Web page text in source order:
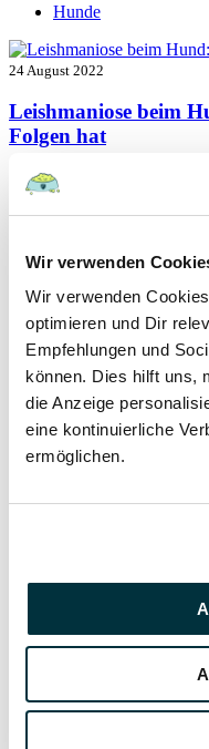
Wir verwenden
Wir verwenden
optimieren und Dir
Empfehlungen und
können. Dies hilft uns,
die Anzeige
eine kontinuierliche
ermöglichen.
Hunde
24 August 2022
Leishmaniose beim
Folgen hat
Hunde
22 August 2022
Hundefutter und
besonders geachtet
Hunde
17 August 2022
Was dürfen Katzen
Katzen
Vitamin B für den
Hunde
13 August 2022